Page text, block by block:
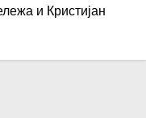
и Кристијан